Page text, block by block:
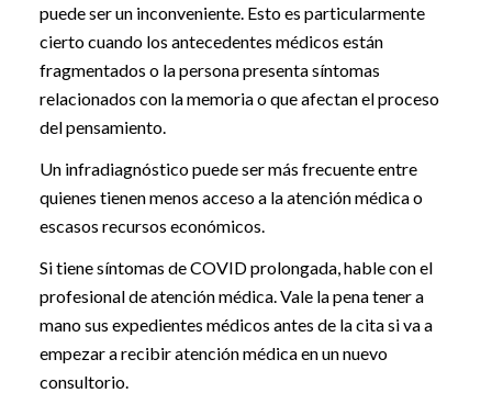
puede ser un inconveniente. Esto es particularmente
cierto cuando los antecedentes médicos están
fragmentados o la persona presenta síntomas
relacionados con la memoria o que afectan el proceso
del pensamiento.
Un infradiagnóstico puede ser más frecuente entre
quienes tienen menos acceso a la atención médica o
escasos recursos económicos.
Si tiene síntomas de COVID prolongada, hable con el
profesional de atención médica. Vale la pena tener a
mano sus expedientes médicos antes de la cita si va a
empezar a recibir atención médica en un nuevo
consultorio.